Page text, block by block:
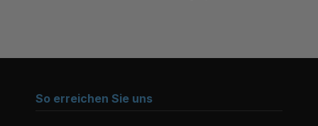
So erreichen Sie uns